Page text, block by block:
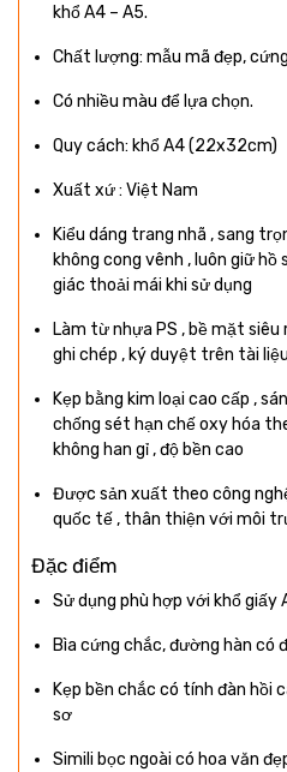
khổ A4 – A5.
Chất lượng: mẫu mã đẹp,
Có nhiều màu để lựa chọn.
Quy cách: khổ A4 (22x32cm)
Xuất xứ : Việt Nam
Kiểu dáng trang nhã , sang
không cong vênh , luôn giữ
giác thoải mái khi sử dụng
Làm từ nhựa PS , bề mặt
ghi chép , ký duyệt trên tài liệu
Kẹp bằng kim loại cao cấp ,
chống sét hạn chế oxy hóa
không han gỉ , độ bền cao
Được sản xuất theo công
quốc tế , thân thiện với môi
Đặc điểm
Sử dụng phù hợp với khổ giấy
Bìa cứng chắc, đường hàn có
Kẹp bền chắc có tính đàn hồi
sơ
Simili bọc ngoài có hoa văn